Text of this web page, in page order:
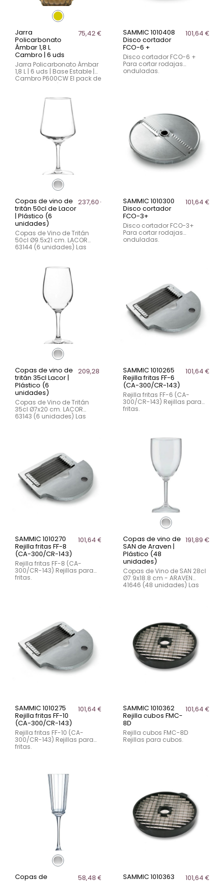
Jarra
Policarbonato
Ámbar 1,8 L
Cambro | 6 uds
75,42 €
Jarra Policarbonato Ámbar
1,8 L | 6 uds | Base Estable |
Cambro P600CW El pack de
6 jarras de plástico para
está diseñado para el uso
intensivo en bares,
restaurantes,...
SAMMIC 1010408
Disco cortador
FCO-6 +
101,64 €
Disco cortador FCO-6 +
Para cortar rodajas
onduladas.
Copas de vino de
tritán 50cl de Lacor
| Plástico (6
unidades)
237,60 €
Copas de Vino de Tritán
50cl Ø9.5x21 cm. LACOR
63144 (6 unidades) Las
estilo, ideales para disfrutar
de vino tinto con un diseño
elegante y seguro...
SAMMIC 1010300
Disco cortador
FCO-3+
101,64 €
Disco cortador FCO-3+
Para cortar rodajas
onduladas.
Copas de vino de
tritán 35cl Lacor |
Plástico (6
unidades)
209,28 €
Copas de Vino de Tritán
35cl Ø7x20 cm. LACOR
63143 (6 unidades) Las
versatilidad y seguridad en
sus espacios de...
SAMMIC 1010265
Rejilla fritas FF-6
(CA-300/CR-143)
101,64 €
Rejilla fritas FF-6 (CA-
300/CR-143) Rejillas para
fritas.
SAMMIC 1010270
Rejilla fritas FF-8
(CA-300/CR-143)
101,64 €
Rejilla fritas FF-8 (CA-
300/CR-143) Rejillas para
fritas.
Copas de vino de
SAN de Araven |
Plástico (48
unidades)
191,89 €
Copas de Vino de SAN 28cl
Ø7.9x18.8 cm - ARAVEN
41646 (48 unidades) Las
requieren...
SAMMIC 1010275
Rejilla fritas FF-10
(CA-300/CR-143)
101,64 €
Rejilla fritas FF-10 (CA-
300/CR-143) Rejillas para
fritas.
SAMMIC 1010362
Rejilla cubos FMC-
8D
101,64 €
Rejilla cubos FMC-8D
Rejillas para cubos.
Copas de 58,48 € SAMMIC 1010363 101,64 €